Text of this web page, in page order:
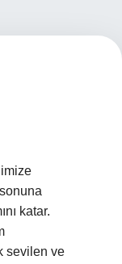
katar.
sevilen ve